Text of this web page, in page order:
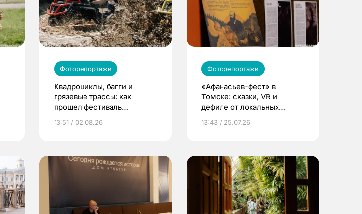
Фоторепортажи
Квадроциклы, багги и
грязевые трассы: как
прошел фестиваль
Томском
13:51 / 02.08.26
Фоторепортажи
«Афанасьев-фест» в
Томске: сказки, VR и
дефиле от локальных
13:43 / 25.07.26